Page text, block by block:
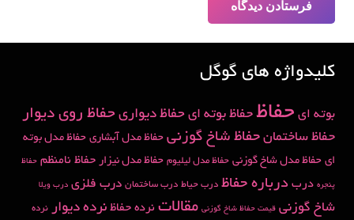
فرستادن دیدگاه
کلیدواژه های گوگل
بوته ای حفاظ حفاظ بوته ای حفاظ دیواری حفاظ روی دیوار
حفاظ ساختمان حفاظ شاخ گوزنی حفاظ مدل آبشاری حفاظ مدل بوته
ای حفاظ مدل شاخ گوزنی حفاظ مدل لیلیوم حفاظ مدل نیزار حفاظ نامنظم حفاظ
پنجره درب درباره حفاظ درب حیاط درب ساختمان درب فلزی درب ویلا
شاخ گوزنی قیمت حفاظ شاخ گوزنی مقالات نرده حفاظ نرده دیوار نرده